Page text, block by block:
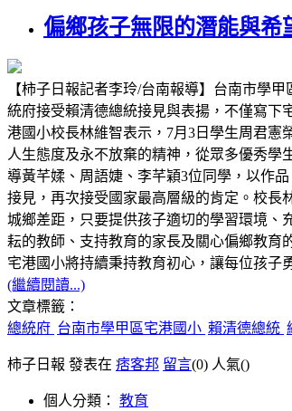
偏鄉孩子無限的潛能與希
【柿子日報記者李玲/台南報導】台南市學
統府接受賴清德總統接見與表揚，不僅寫下
港國小校長林維智表示，7月3日學生周君憲
人生態度及永不放棄的精神，從眾多優秀學
導黃芊媃、周語婕、李芊穎3位同學，以作
接見，再次接受國家最高層級的肯定。校長
城鄉差距，只要提供孩子適切的學習環境、
耘的教師、支持教育的家長及關心偏鄉教育
宅港國小將持續秉持教育初心，讓每位孩子
(繼續閱讀...)
文章標籤：
總統府 台南市學甲區宅港國小 賴清德總統
柿子日報 發表在 痞客邦 留言(0) 人氣()
個人分類： 教育